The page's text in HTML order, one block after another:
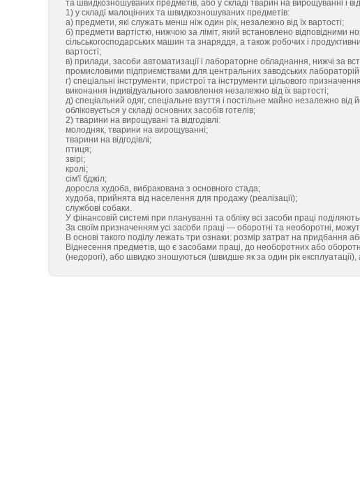
та швидкозношуваних предметів, або у складі тварин на вирощуванні і
1) у складі малоцінних та швидкозношуваних предметів:
а) предмети, які служать менш ніж один рік, незалежно від їх вартості;
б) предмети вартістю, нижчою за ліміт, який встановлено відповідними
сільськогосподарських машин та знаряддя, а також робочих і
вартості;
в) прилади, засоби автоматизації і лабораторне обладнання, нижчі за
промисловими підприємствами для центральних заводських
г) спеціальні інструменти, пристрої та інструменти цільового
виконання індивідуального замовлення незалежно від їх вартості;
д) спеціальний одяг, спеціальне взуття і постільне майно незалежно
обліковується у складі основних засобів готелів;
2) тварини на вирощувані та відгодівлі:
молодняк, тварини на вирощуванні;
тварини на відгодівлі;
птиця;
звірі;
кролі;
сім'ї бджіл;
доросла худоба, вибракована з основного стада;
худоба, прийнята від населення для продажу (реалізації);
службові собаки.
У фінансовій системі при плануванні та обліку всі засоби праці
За своїм призначенням усі засоби праці — оборотні та необоротні,
В основі такого поділу лежать три ознаки: розмір затрат на придбання
Віднесення предметів, що є засобами праці, до необоротних або
(недорогі), або швидко зношуються (швидше як за один рік